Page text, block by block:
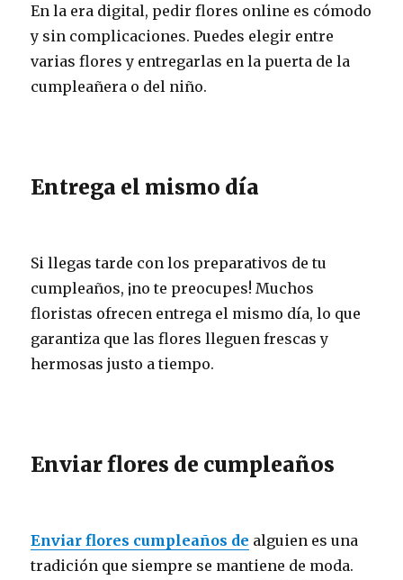
En la era digital, pedir flores online es cómodo
y sin complicaciones. Puedes elegir entre
varias flores y entregarlas en la puerta de la
cumpleañera o del niño.
Entrega el mismo día
Si llegas tarde con los preparativos de tu
cumpleaños, ¡no te preocupes! Muchos
floristas ofrecen entrega el mismo día, lo que
garantiza que las flores lleguen frescas y
hermosas justo a tiempo.
Enviar flores de cumpleaños
Enviar flores cumpleaños de alguien es una
tradición que siempre se mantiene de moda.